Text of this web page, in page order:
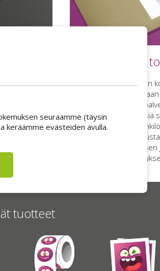
laitteisiin,
sopiva ja
Ilmainen
Toimitus on ilmainen
Tilaukset
luovutetaan
kuluessa. Lähetyksiä
toimitetaan
varmistaa
tuotteet
seuraamme (täysin
keräämme evästeiden avulla.